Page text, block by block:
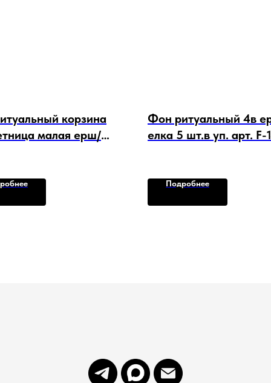
корзина
малая ерш/
Фон ритуальный 4в
елка 5 шт.в уп. арт. F-
Подробнее